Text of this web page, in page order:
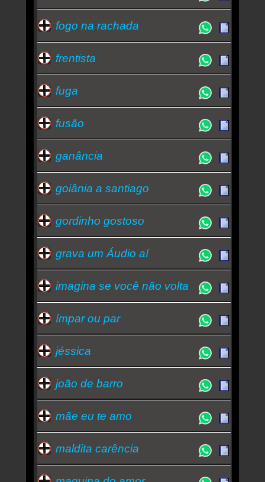
fogo na rachada
frentista
fuga
fusão
ganância
goiânia a santiago
gordinho gostoso
grava um Áudio aí
imagina se você não volta
ímpar ou par
jéssica
joão de barro
mãe eu te amo
maldita carência